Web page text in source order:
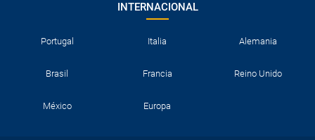
INTERNACIONAL
Portugal Italia Alemania
Brasil Francia Reino Unido
México Europa